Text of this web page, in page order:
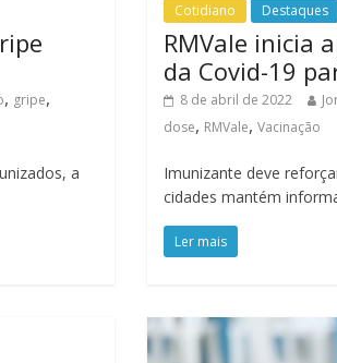
, gripe,
a
Cotidiano Destaques
RMVale inicia
da Covid-19
8 de abril de 2022
dose, RMVale, Vacinação
Imunizante deve
cidades mantém
Ler mais